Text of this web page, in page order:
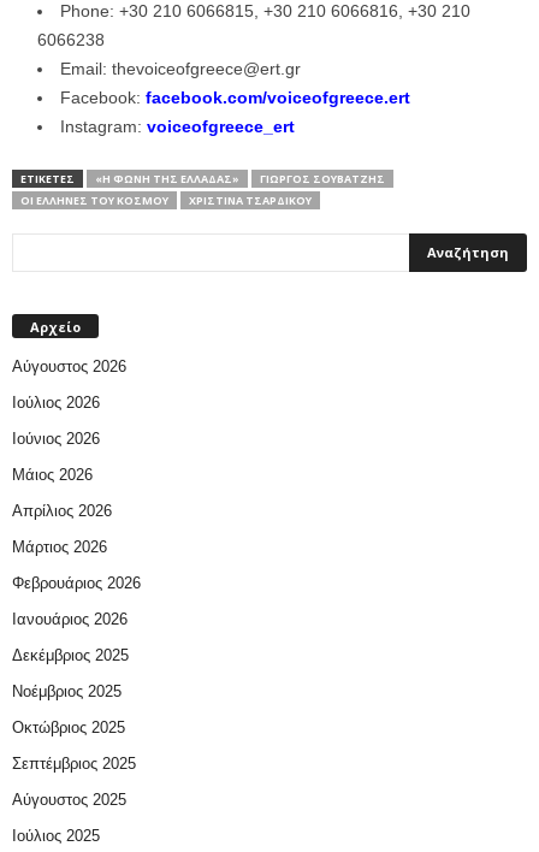
Phone: +30 210 6066815, +30 210 6066816, +30 210
6066238
Email: thevoiceofgreece@ert.gr
Facebook: facebook.com/voiceofgreece.ert
Instagram: voiceofgreece_ert
ΕΤΙΚΕΤΕΣ «Η ΦΩΝΉ ΤΗΣ ΕΛΛΆΔΑΣ»
ΓΙΏΡΓΟΣ ΣΟΥΒΑΤΖΉΣ
ΟΙ ΕΛΛΗΝΕΣ ΤΟΥ ΚΟΣΜΟΥ
ΧΡΙΣΤΊΝΑ ΤΣΑΡΔΊΚΟΥ
Αρχείο
Αύγουστος 2026
Ιούλιος 2026
Ιούνιος 2026
Μάιος 2026
Απρίλιος 2026
Μάρτιος 2026
Φεβρουάριος 2026
Ιανουάριος 2026
Δεκέμβριος 2025
Νοέμβριος 2025
Οκτώβριος 2025
Σεπτέμβριος 2025
Αύγουστος 2025
Ιούλιος 2025